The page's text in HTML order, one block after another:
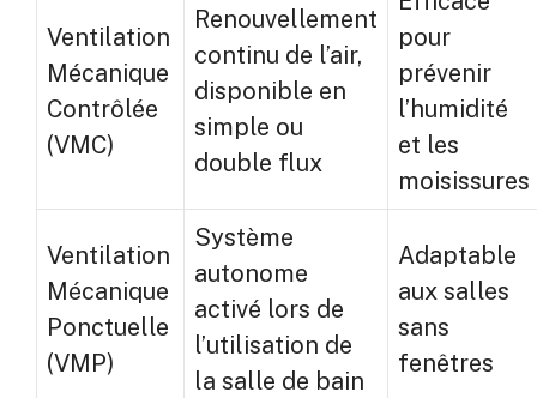
Ventilation
Mécanique
Contrôlée
(VMC)
Renouvellement
continu de l’air,
disponible en
simple ou
double flux
pour
prévenir
l’humidité
et les
moisissures
Ventilation
Mécanique
Ponctuelle
(VMP)
Système
autonome
activé lors de
l’utilisation de
la salle de bain
Adaptable
aux salles
sans
fenêtres